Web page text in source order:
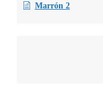
Marrón 2